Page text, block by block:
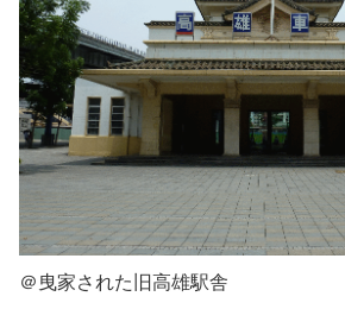
＠曳家された旧高雄駅舎